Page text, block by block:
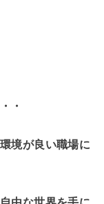
・
境が良い職場に